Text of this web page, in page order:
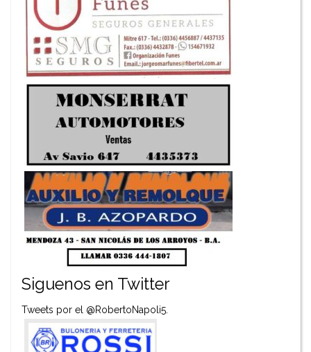
Siguenos en Twitter
Tweets por el @RobertoNapoli5.